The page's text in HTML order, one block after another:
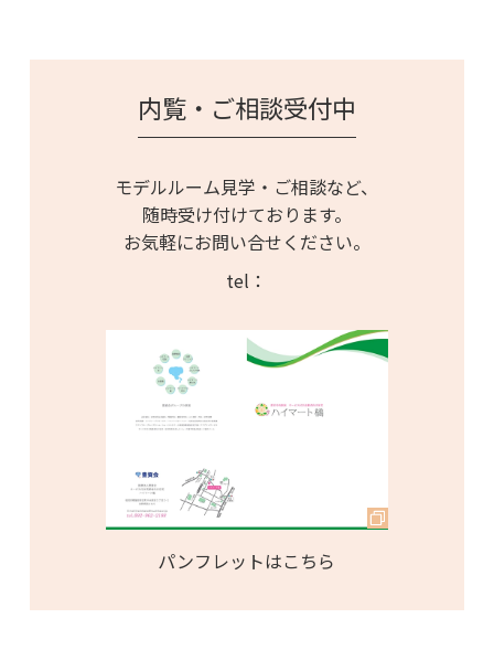
内覧・ご相談受付中
モデルルーム見学・ご相談など、
随時受け付けております。
お気軽にお問い合せください。
tel：
パンフレットはこちら